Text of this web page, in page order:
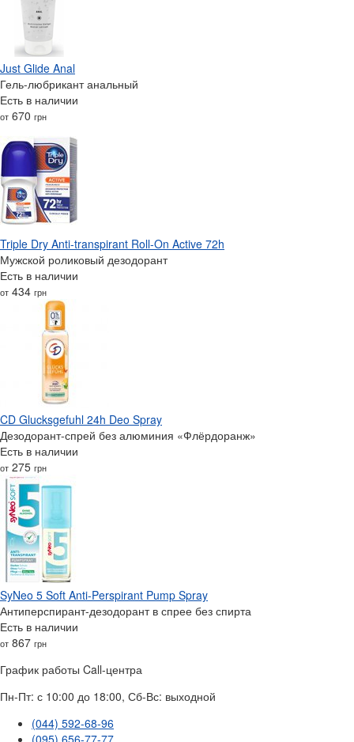
Just Glide Anal
Гель-любрикант анальный
Есть в наличии
от 670 грн
Triple Dry Anti-transpirant Roll-On Active 72h
Мужской роликовый дезодорант
Есть в наличии
от 434 грн
CD Glucksgefuhl 24h Deo Spray
Дезодорант-спрей без алюминия «Флёрдоранж»
Есть в наличии
от 275 грн
SyNeo 5 Soft Anti-Perspirant Pump Spray
Антиперспирант-дезодорант в спрее без спирта
Есть в наличии
от 867 грн
График работы Call-центра
Пн-Пт: с 10:00 до 18:00, Сб-Вс: выходной
(044) 592-68-96
(095) 656-77-77